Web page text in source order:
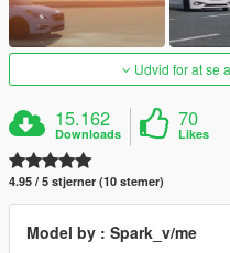
Udvid for at se
15.162
Downloads
70
Likes
4.95 / 5 stjerner (10 stemer)
Model by : Spark_v/me